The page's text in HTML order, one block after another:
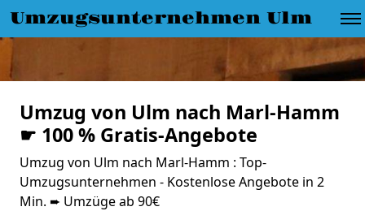
Umzugsunternehmen Ulm
Umzug von Ulm nach Marl-Hamm
☛ 100 % Gratis-Angebote
Umzug von Ulm nach Marl-Hamm : Top-
Umzugsunternehmen - Kostenlose Angebote in 2
Min. ➨ Umzüge ab 90€